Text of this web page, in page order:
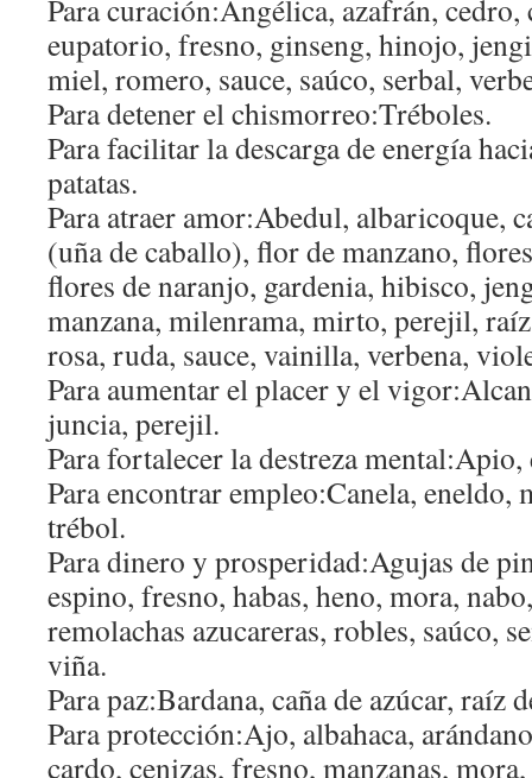
Para curación:Angélica, azafrán, cedro,
eupatorio, fresno, ginseng, hinojo,
miel, romero, sauce, saúco, serbal,
Para detener el chismorreo:Tréboles.
Para facilitar la descarga de energía
patatas.
Para atraer amor:Abedul, albaricoque,
(uña de caballo), flor de manzano,
flores de naranjo, gardenia, hibisco,
manzana, milenrama, mirto, perejil,
rosa, ruda, sauce, vainilla, verbena,
Para aumentar el placer y el
juncia, perejil.
Para fortalecer la destreza
Para encontrar empleo:Canela,
trébol.
Para dinero y prosperidad:Agujas de
espino, fresno, habas, heno, mora,
remolachas azucareras, robles, saúco,
viña.
Para paz:Bardana, caña de azúcar, raíz
Para protección:Ajo, albahaca,
cardo, cenizas, fresno, manzanas,